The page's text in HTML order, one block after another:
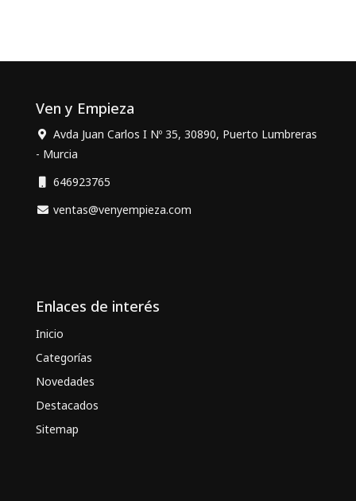
Ven y Empieza
Avda Juan Carlos I Nº 35, 30890, Puerto Lumbreras
- Murcia
646923765
ventas@venyempieza.com
Enlaces de interés
Inicio
Categorías
Novedades
Destacados
Sitemap